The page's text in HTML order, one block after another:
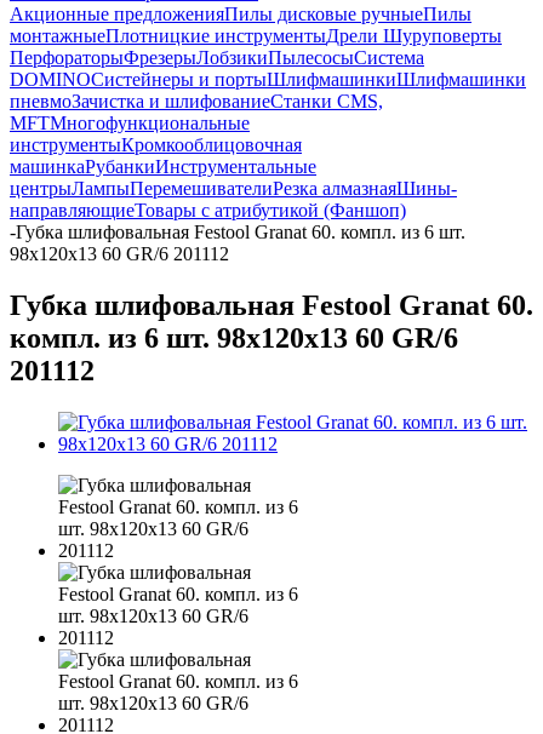
Акционные предложенияПилы дисковые ручныеПилы
монтажныеПлотницкие инструментыДрели Шуруповерты
ПерфораторыФрезерыЛобзикиПылесосыСистема
DOMINOСистейнеры и портыШлифмашинкиШлифмашинки
пневмоЗачистка и шлифованиеСтанки CMS,
MFTМногофункциональные
инструментыКромкооблицовочная
машинкаРубанкиИнструментальные
центрыЛампыПеремешивателиРезка алмазнаяШины-
направляющиеТовары с атрибутикой (Фаншоп)
-Губка шлифовальная Festool Granat 60. компл. из 6 шт.
98x120x13 60 GR/6 201112
Губка шлифовальная Festool Granat 60.
компл. из 6 шт. 98x120x13 60 GR/6
201112